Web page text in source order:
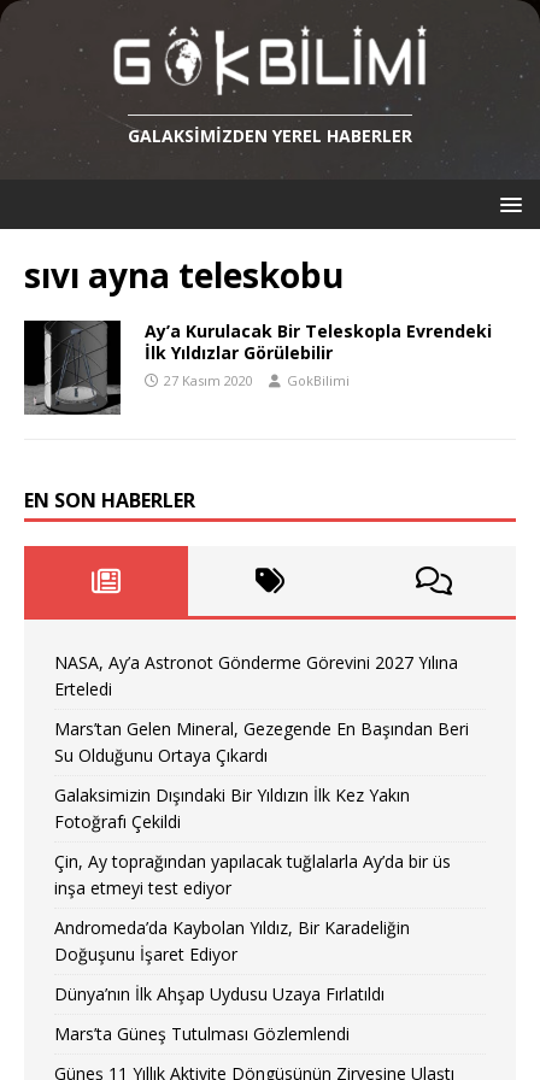
GALAKSIMIZDEN YEREL HABERLER
sıvı ayna teleskobu
Ay’a Kurulacak Bir Teleskopla Evrendeki
İlk Yıldızlar Görülebilir
27 Kasım 2020 GokBilimi
EN SON HABERLER
NASA, Ay’a Astronot Gönderme Görevini 2027 Yılına
Erteledi
Mars’tan Gelen Mineral, Gezegende En Başından Beri
Su Olduğunu Ortaya Çıkardı
Galaksimizin Dışındaki Bir Yıldızın İlk Kez Yakın
Fotoğrafı Çekildi
Çin, Ay toprağından yapılacak tuğlalarla Ay’da bir üs
inşa etmeyi test ediyor
Andromeda’da Kaybolan Yıldız, Bir Karadeliğin
Doğuşunu İşaret Ediyor
Dünya’nın İlk Ahşap Uydusu Uzaya Fırlatıldı
Mars’ta Güneş Tutulması Gözlemlendi
Güneş 11 Yıllık Aktivite Döngüsünün Zirvesine Ulaştı